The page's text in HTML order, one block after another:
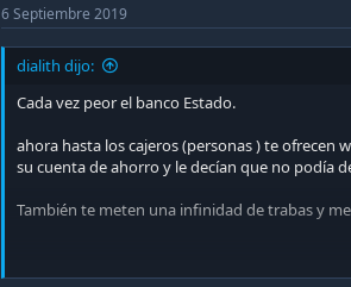
i
o
n
s
6 Septiembre 2019
dialith dijo:
Cada vez peor el banco Estado.
ahora hasta los cajeros (personas ) te ofrecen
su cuenta de ahorro y le decían que no podía
También te meten una infinidad de trabas y